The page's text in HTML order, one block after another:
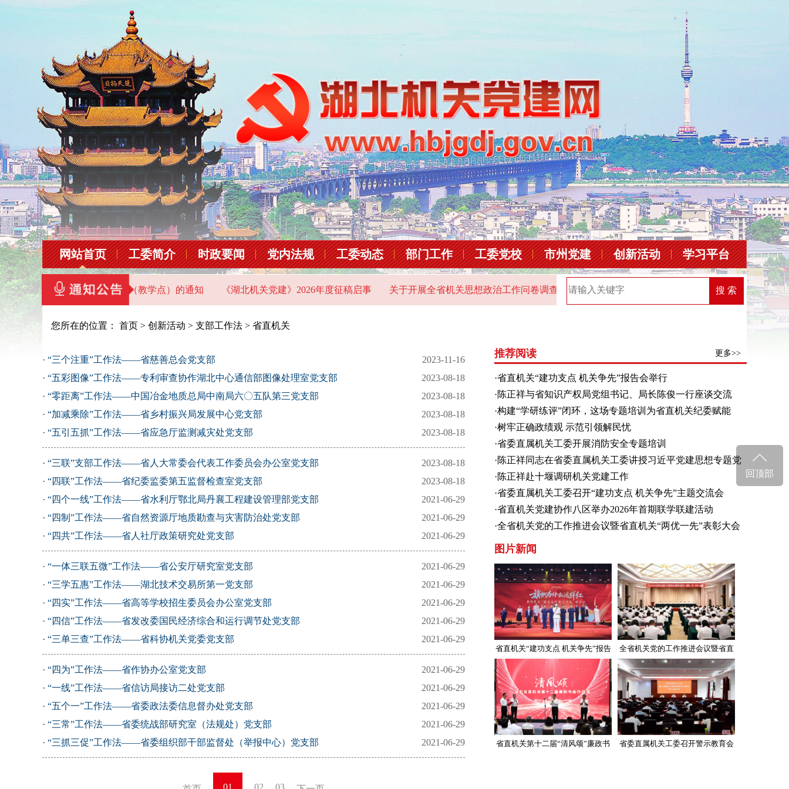
网站首页 工委简介 时政要闻 党内法规 工委动态 部门工作 工委党校 市州党建 创新活动 学习平台
直机关党员干部教育基地（教学点）的通知 《湖北机关党建》2026年度征稿启事 关于开展全省机关思想政治工作问卷调查的通知 2025年“机关党建创新榜”优秀案例名单 2026
搜 索
您所在的位置： 首页 > 创新活动 > 支部工作法 > 省直机关
2023-11-16
· “三个注重”工作法——省慈善总会党支部
2023-08-18
· “五彩图像”工作法——专利审查协作湖北中心通信部图像处理室党支部
2023-08-18
· “零距离”工作法——中国冶金地质总局中南局六〇五队第三党支部
2023-08-18
· “加减乘除”工作法——省乡村振兴局发展中心党支部
2023-08-18
· “五引五抓”工作法——省应急厅监测减灾处党支部
2023-08-18
· “三联”支部工作法——省人大常委会代表工作委员会办公室党支部
2023-08-18
· “四联”工作法——省纪委监委第五监督检查室党支部
2021-06-29
· “四个一线”工作法——省水利厅鄂北局丹襄工程建设管理部党支部
2021-06-29
· “四制”工作法——省自然资源厅地质勘查与灾害防治处党支部
2021-06-29
· “四共”工作法——省人社厅政策研究处党支部
2021-06-29
· “一体三联五微”工作法——省公安厅研究室党支部
2021-06-29
· “三学五惠”工作法——湖北技术交易所第一党支部
2021-06-29
· “四实”工作法——省高等学校招生委员会办公室党支部
2021-06-29
· “四信”工作法——省发改委国民经济综合和运行调节处党支部
2021-06-29
· “三单三查”工作法——省科协机关党委党支部
2021-06-29
· “四为”工作法——省作协办公室党支部
2021-06-29
· “一线”工作法——省信访局接访二处党支部
2021-06-29
· “五个一”工作法——省委政法委信息督办处党支部
2021-06-29
· “三常”工作法——省委统战部研究室（法规处）党支部
2021-06-29
· “三抓三促”工作法——省委组织部干部监督处（举报中心）党支部
推荐阅读 更多>>
·省直机关“建功支点 机关争先”报告会举行
·陈正祥与省知识产权局党组书记、局长陈俊一行座谈交流
·构建“学研练评”闭环，这场专题培训为省直机关纪委赋能
·树牢正确政绩观 示范引领解民忧
——省委直属机关工委打造“安心一夏”全覆盖暑期照护体系
·省委直属机关工委开展消防安全专题培训
·陈正祥同志在省委直属机关工委讲授习近平党建思想专题党
课
·陈正祥赴十堰调研机关党建工作
·省委直属机关工委召开“建功支点 机关争先”主题交流会
重温习近平总书记关于机关党建的重要讲话和重要指示 研究
部署深入学习贯彻习近平党建思想思路举措
·省直机关党建协作八区举办2026年首期联学联建活动
·全省机关党的工作推进会议暨省直机关“两优一先”表彰大会
召开
图片新闻
省直机关“建功支点 机关争先”报告
全省机关党的工作推进会议暨省直
机关“两优一先”表彰大会召开
省直机关第十二届“清风颂”廉政书
省委直属机关工委召开警示教育会
回顶部